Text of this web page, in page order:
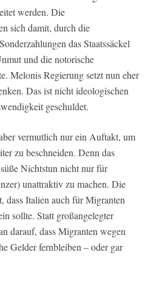
werden. Die
sich damit, durch die
das Staatssäckel
und die notorische
Melonis Regierung setzt nun eher
Das ist nicht ideologischen
geschuldet.
vermutlich nur ein Auftakt, um
zu beschneiden. Denn das
Nichtstun nicht nur für
unattraktiv zu machen. Die
dass Italien auch für Migranten
sollte. Statt großangelegter
darauf, dass Migranten wegen
Gelder fernbleiben – oder gar